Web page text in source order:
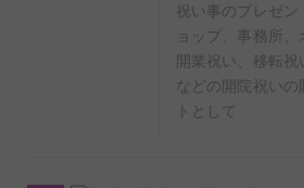
祝い事のプレゼン
ョップ、事務所
開業祝い、移転
などの開院祝い
トとして